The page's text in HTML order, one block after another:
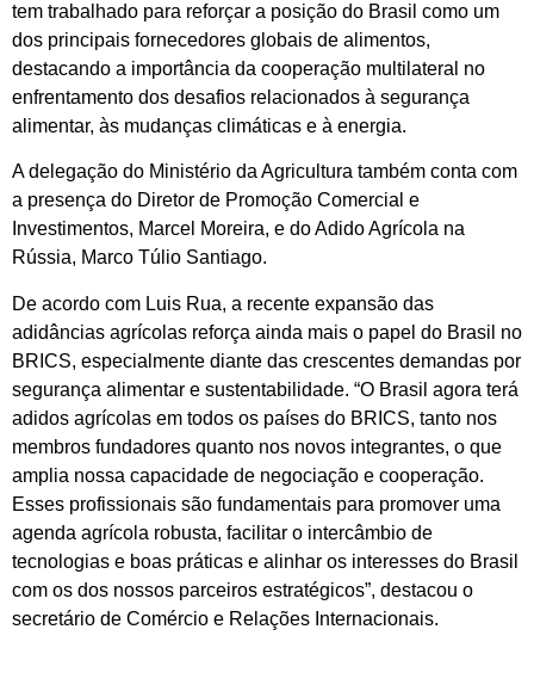
tem trabalhado para reforçar a posição do Brasil como um
dos principais fornecedores globais de alimentos,
destacando a importância da cooperação multilateral no
enfrentamento dos desafios relacionados à segurança
alimentar, às mudanças climáticas e à energia.
A delegação do Ministério da Agricultura também conta com
a presença do Diretor de Promoção Comercial e
Investimentos, Marcel Moreira, e do Adido Agrícola na
Rússia, Marco Túlio Santiago.
De acordo com Luis Rua, a recente expansão das
adidâncias agrícolas reforça ainda mais o papel do Brasil no
BRICS, especialmente diante das crescentes demandas por
segurança alimentar e sustentabilidade. “O Brasil agora terá
adidos agrícolas em todos os países do BRICS, tanto nos
membros fundadores quanto nos novos integrantes, o que
amplia nossa capacidade de negociação e cooperação.
Esses profissionais são fundamentais para promover uma
agenda agrícola robusta, facilitar o intercâmbio de
tecnologias e boas práticas e alinhar os interesses do Brasil
com os dos nossos parceiros estratégicos”, destacou o
secretário de Comércio e Relações Internacionais.